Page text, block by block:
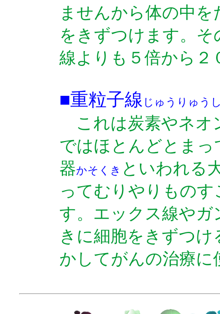
ませんから体の中
をきずつけます。
線よりも５倍から２
■重粒子線 じゅうりゅう
これは炭素やネオ
ではほとんどとま
器かそくき といわれる
ってむりやりもの
す。エックス線や
きに細胞をきずつ
かしてがんの治療に